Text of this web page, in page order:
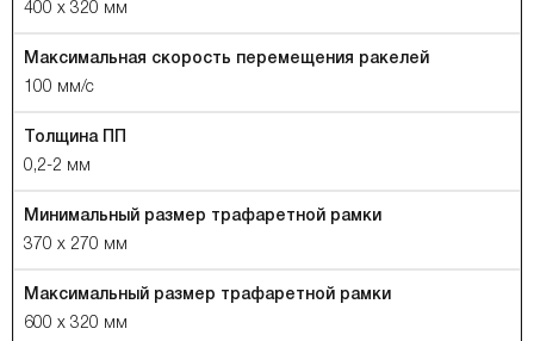
400 х 320 мм
Максимальная скорость перемещения ракелей
100 мм/с
Толщина ПП
0,2-2 мм
Минимальный размер трафаретной рамки
370 х 270 мм
Максимальный размер трафаретной рамки
600 х 320 мм